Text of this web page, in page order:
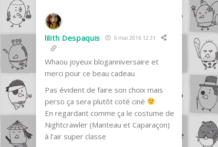
lilith Despaquis 6 mai 2016 12:31
Whaou joyeux bloganniversaire et
merci pour ce beau cadeau
Pas évident de faire son choix mais
perso ça sera plutôt coté ciné
En regardant comme ça le costume de
Nightcrawler (Manteau et Caparaçon)
à l’air super classe